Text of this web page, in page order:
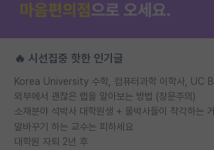
🔥 시선집중 핫한 인기글
외부에서 괜찮은 랩을 알아보는 방법 (장문주의)
소재분야 석박사 대학원생 + 물박사들이 착각하는 거
말바꾸기 하는 교수는 피하세요
대학원 자퇴 2년 후